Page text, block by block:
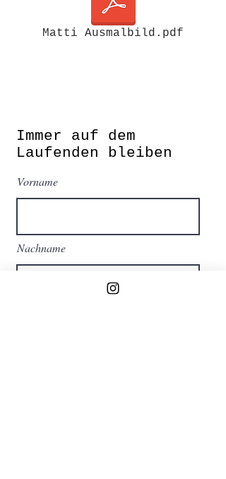
Matti Ausmalbild.pdf
Immer auf dem
Laufenden bleiben
Vorname
Nachname